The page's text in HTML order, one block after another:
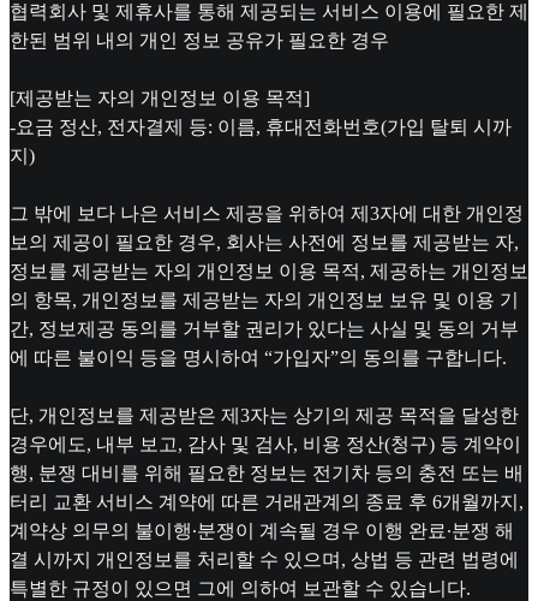
협력회사 및 제휴사를 통해 제공되는 서비스 이용에 필요한 제
한된 범위 내의 개인 정보 공유가 필요한 경우
[제공받는 자의 개인정보 이용 목적]
-요금 정산, 전자결제 등: 이름, 휴대전화번호(가입 탈퇴 시까
지)
그 밖에 보다 나은 서비스 제공을 위하여 제3자에 대한 개인정
보의 제공이 필요한 경우, 회사는 사전에 정보를 제공받는 자,
정보를 제공받는 자의 개인정보 이용 목적, 제공하는 개인정보
의 항목, 개인정보를 제공받는 자의 개인정보 보유 및 이용 기
간, 정보제공 동의를 거부할 권리가 있다는 사실 및 동의 거부
에 따른 불이익 등을 명시하여 “가입자”의 동의를 구합니다.
단, 개인정보를 제공받은 제3자는 상기의 제공 목적을 달성한
경우에도, 내부 보고, 감사 및 검사, 비용 정산(청구) 등 계약이
행, 분쟁 대비를 위해 필요한 정보는 전기차 등의 충전 또는 배
터리 교환 서비스 계약에 따른 거래관계의 종료 후 6개월까지,
계약상 의무의 불이행∙분쟁이 계속될 경우 이행 완료∙분쟁 해
결 시까지 개인정보를 처리할 수 있으며, 상법 등 관련 법령에
특별한 규정이 있으면 그에 의하여 보관할 수 있습니다.